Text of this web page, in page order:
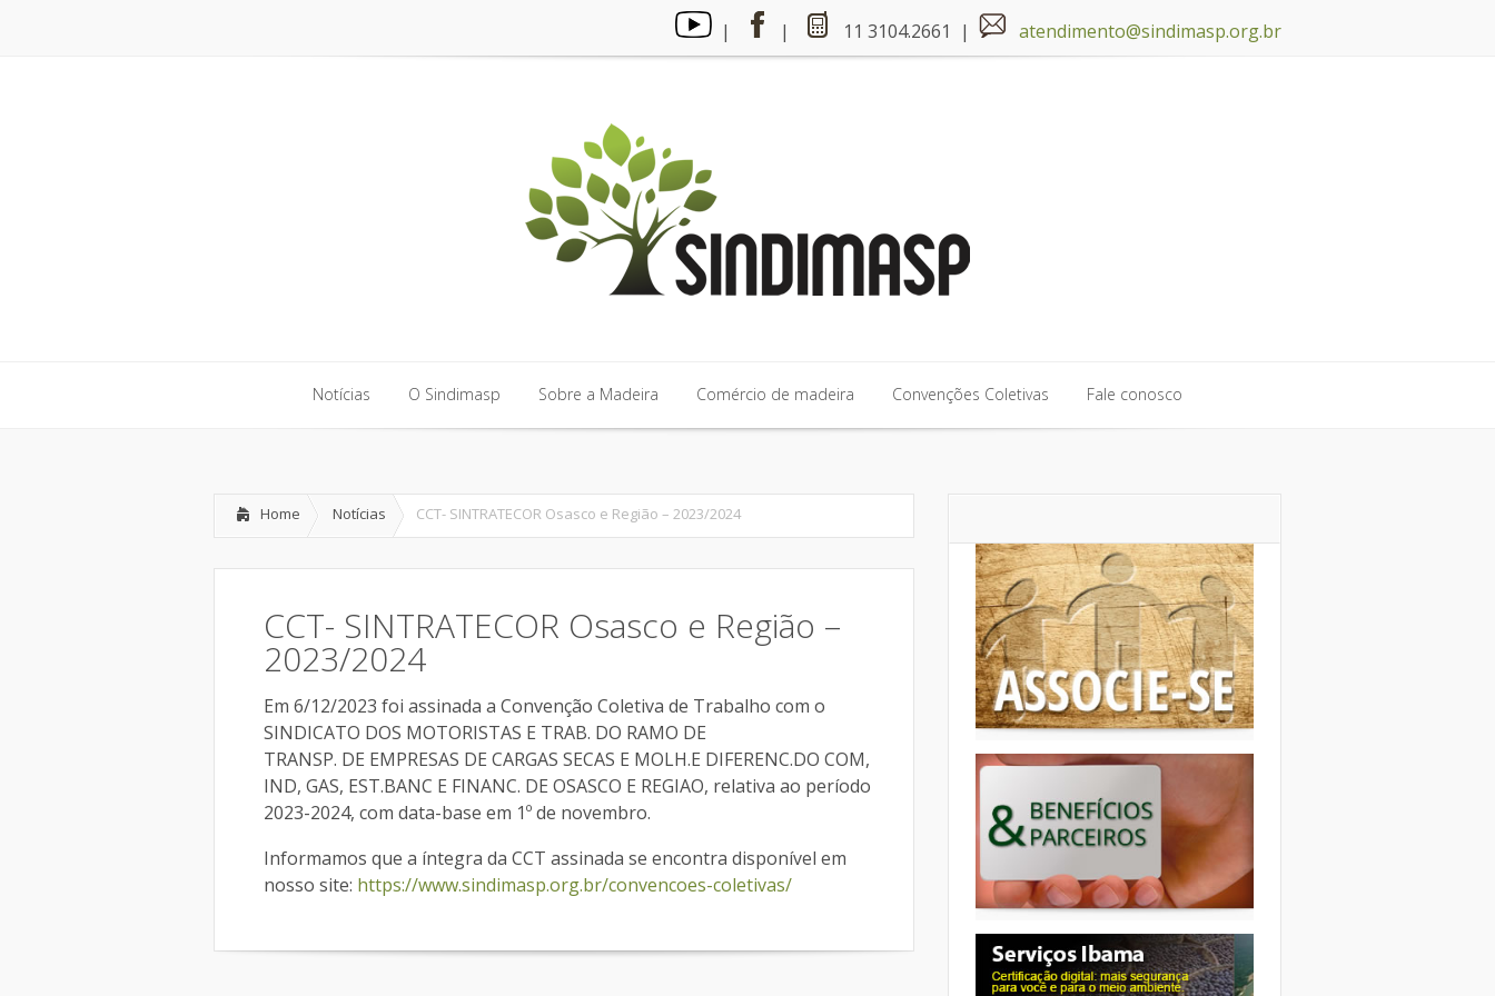
| | 11 3104.2661 | atendimento@sindimasp.org.br
Notícias O Sindimasp Sobre a Madeira Comércio de madeira Convenções Coletivas Fale conosco
Home Notícias CCT- SINTRATECOR Osasco e Região – 2023/2024
CCT- SINTRATECOR Osasco e Região –
2023/2024
Em 6/12/2023 foi assinada a Convenção Coletiva de Trabalho com o
SINDICATO DOS MOTORISTAS E TRAB. DO RAMO DE
TRANSP. DE EMPRESAS DE CARGAS SECAS E MOLH.E DIFERENC.DO COM,
IND, GAS, EST.BANC E FINANC. DE OSASCO E REGIAO, relativa ao período
2023-2024, com data-base em 1º de novembro.
Informamos que a íntegra da CCT assinada se encontra disponível em
nosso site: https://www.sindimasp.org.br/convencoes-coletivas/